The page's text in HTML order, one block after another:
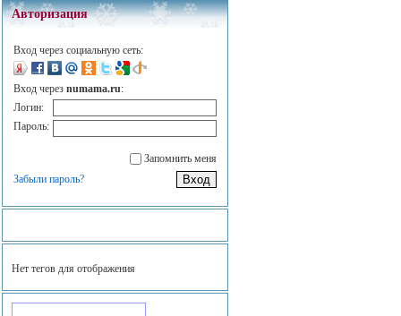
Авторизация
Вход через социальную сеть:
Вход через numama.ru:
Логин:
Пароль:
Запомнить меня
Забыли пароль?
Нет тегов для отображения